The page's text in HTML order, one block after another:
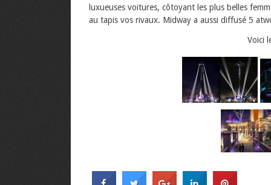
luxueuses voitures, côtoyant les plus belles
au tapis vos rivaux. Midway a aussi diffusé 5
Voici